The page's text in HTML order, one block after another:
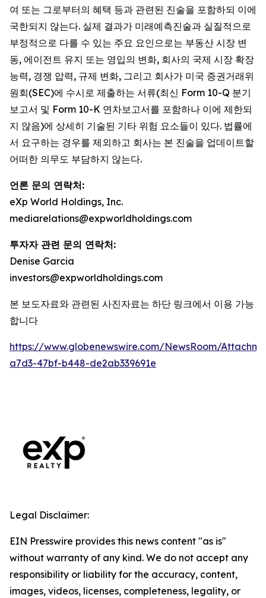
여 또는 그로부터의 혜택 등과 관련된 진술을 포함하되 이에
국한되지 않는다. 실제 결과가 미래예측진술과 실질적으로
부정적으로 다를 수 있는 주요 요인으로는 부동산 시장 변
동, 에이전트 유지 또는 영입의 변화, 회사의 국제 시장 확장
능력, 경쟁 압력, 규제 변화, 그리고 회사가 미국 증권거래위
원회(SEC)에 수시로 제출하는 서류(최신 Form 10-Q 분기
보고서 및 Form 10-K 연차보고서를 포함하나 이에 제한되
지 않음)에 상세히 기술된 기타 위험 요소들이 있다. 법률에
서 요구하는 경우를 제외하고 회사는 본 진술을 업데이트할
어떠한 의무도 부담하지 않는다.
언론 문의 연락처:
eXp World Holdings, Inc.
mediarelations@expworldholdings.com
투자자 관련 문의 연락처:
Denise Garcia
investors@expworldholdings.com
본 보도자료와 관련된 사진자료는 하단 링크에서 이용 가능
합니다
https://www.globenewswire.com/NewsRoom/
a7d3-47bf-b448-de2ab339691e
Legal Disclaimer:
EIN Presswire provides this news content "as is"
without warranty of any kind. We do not accept any
responsibility or liability for the accuracy, content,
images, videos, licenses, completeness, legality, or